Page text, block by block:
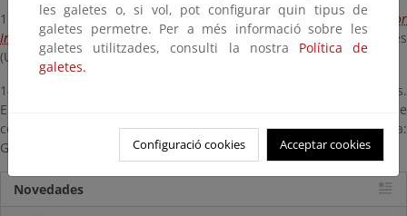
13:30 – 14:00Presentación Invitada:Mapping and Assessment for
Integrated ecosystem Accounting (MAIA)Patricia Arrogante Funes
(Universidad Rey Juan Carlos)
14:00 – 14:30 Mesa redonda: conclusiones y propuestas.
Elaboración de unos criterios básicos para la elaboración de
conjuntos de datos espaciales sobre hábitat y biotopos en España:
Geometría y Semántica
Novedades
les galetes o, si vol, pot configurar quin tipus de
galetes permetre. Per a més informació sobre les
galetes utilitzades, consulti la nostra Política de
galetes.
Configuració cookies Acceptar cookies